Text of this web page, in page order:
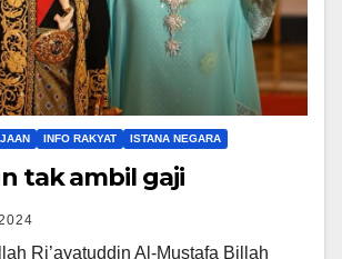
INFO RAKYAT ISTANA NEGARA
tak ambil gaji
Ri’ayatuddin Al-Mustafa Billah